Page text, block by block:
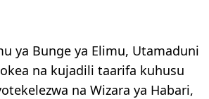
ya Bunge ya Elimu, Utamaduni
na kujadili taarifa kuhusu
na Wizara ya Habari,